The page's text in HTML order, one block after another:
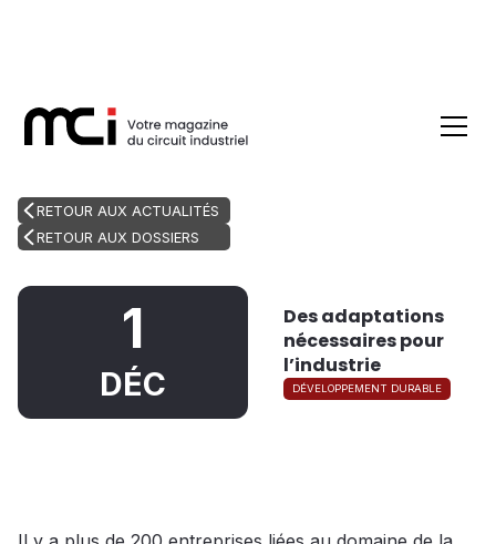
RETOUR AUX ACTUALITÉS
RETOUR AUX DOSSIERS
1
DÉC
Des adaptations
nécessaires pour
l’industrie
DÉVELOPPEMENT DURABLE